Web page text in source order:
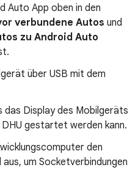
Auto App oben in den
verbundene Autos und
zu Android Auto
über USB mit dem
das Display des Mobilgeräts
gestartet werden kann.
den
um Socketverbindungen